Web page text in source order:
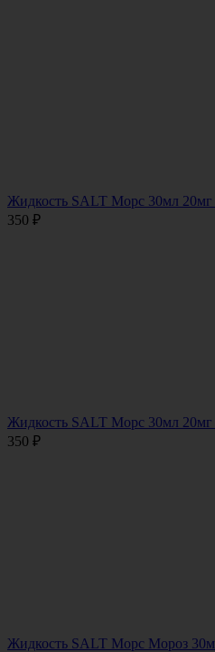
Жидкость SALT Морс 30мл
350 ₽
Жидкость SALT Морс 30мл
350 ₽
Жидкость SALT Морс Мороз